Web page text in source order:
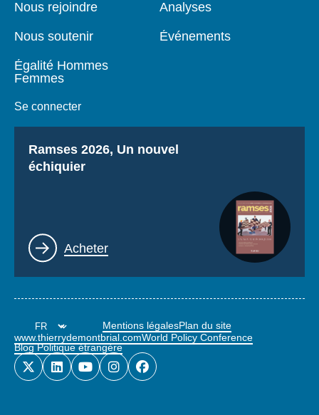
Nous rejoindre
Nous soutenir
Égalité Hommes
Femmes
Se connecter
Analyses
Événements
Titre
Ramses 2026, Un nouvel
échiquier
Lien
Acheter
Mentions légalesPlan du site
www.thierrydemontbrial.comWorld Policy Conference
Blog Politique étrangère